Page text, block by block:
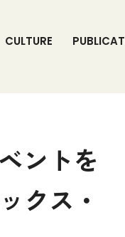
CULTURE PUBLICAT
ントを
クス・